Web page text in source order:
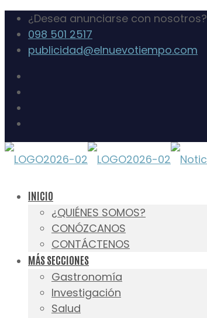
¿Desea anunciarse con nosotros?
098 501 2517
publicidad@elnuevotiempo.com
INICIO
¿QUIÉNES SOMOS?
CONÓZCANOS
CONTÁCTENOS
MÁS SECCIONES
Gastronomía
Investigación
Salud